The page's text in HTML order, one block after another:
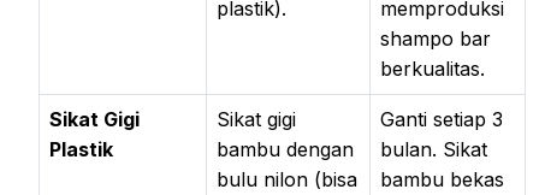
plastik).
memproduksi
shampo bar
berkualitas.
Sikat Gigi
Plastik
Sikat gigi
bambu dengan
bulu nilon (bisa
Ganti setiap 3
bulan. Sikat
bambu bekas